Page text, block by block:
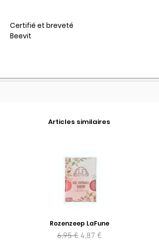
Certifié et breveté
Beevit
Articles similaires
Rozenzeep LaFune
Prix original
6,95 € Prix promotionnel
4,87 €